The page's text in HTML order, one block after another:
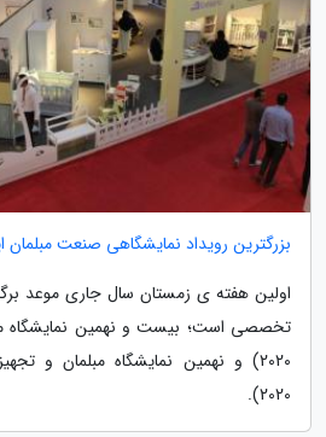
بزرگترین رویداد نمایشگاهی صنعت مبلمان
اولین هفته ی زمستان سال جاری موعد
2020).